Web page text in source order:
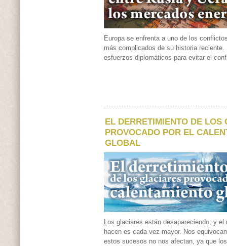
Europa se enfrenta a uno de los
más complicados de su historia reciente.
esfuerzos diplomáticos para evitar el
EL DERRETIMIENTO DE LOS
PROVOCADO POR EL
GLOBAL
Los glaciares están desapareciendo, y el
hacen es cada vez mayor. Nos
estos sucesos no nos afectan, ya que